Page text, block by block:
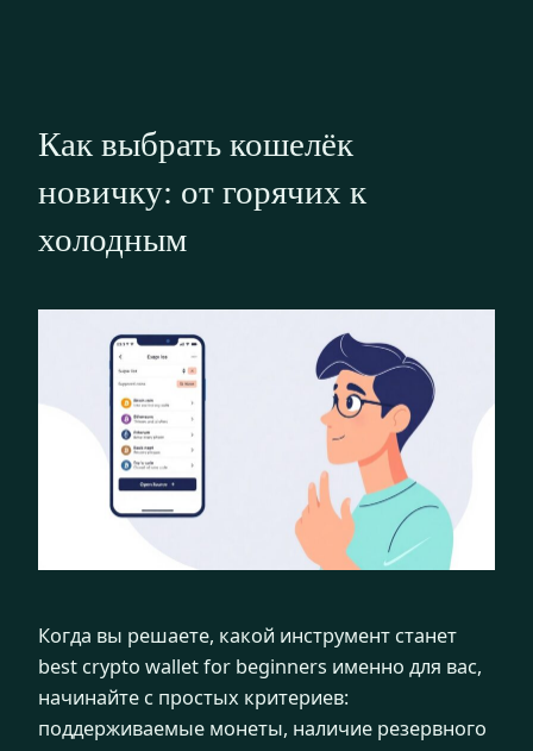
Как выбрать кошелёк
новичку: от горячих к
холодным
Когда вы решаете, какой инструмент станет
best crypto wallet for beginners именно для вас,
начинайте с простых критериев:
поддерживаемые монеты, наличие резервного